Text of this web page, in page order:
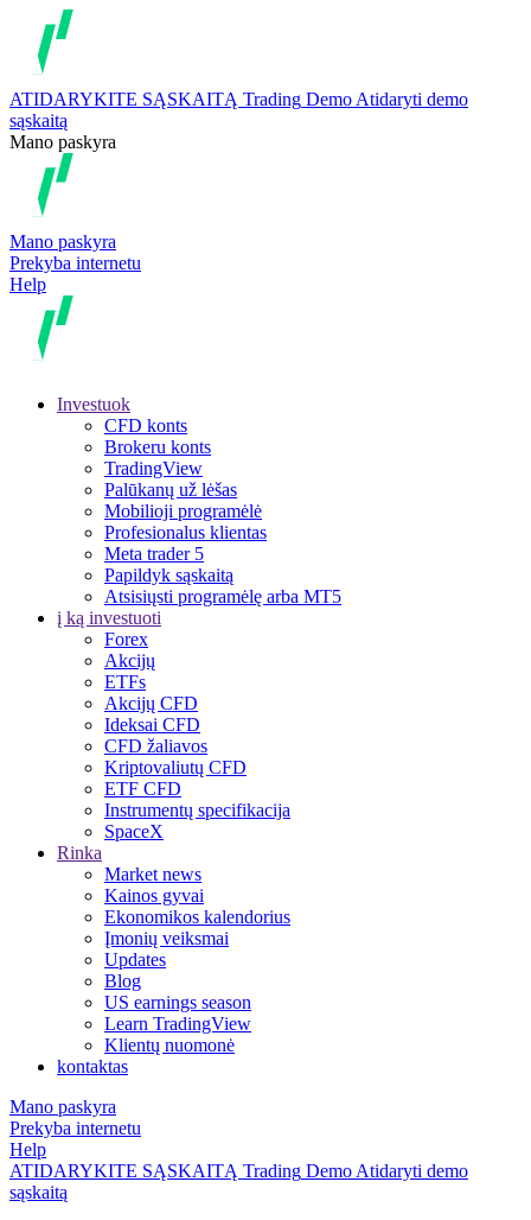
ATIDARYKITE SĄSKAITĄ Trading Demo Atidaryti demo
sąskaitą
Mano paskyra
Mano paskyra
Prekyba internetu
Help
Investuok
CFD konts
Brokeru konts
TradingView
Palūkanų už lėšas
Mobilioji programėlė
Profesionalus klientas
Meta trader 5
Papildyk sąskaitą
Atsisiųsti programėlę arba MT5
į ką investuoti
Forex
Akcijų
ETFs
Akcijų CFD
Ideksai CFD
CFD žaliavos
Kriptovaliutų CFD
ETF CFD
Instrumentų specifikacija
SpaceX
Rinka
Market news
Kainos gyvai
Ekonomikos kalendorius
Įmonių veiksmai
Updates
Blog
US earnings season
Learn TradingView
Klientų nuomonė
kontaktas
Mano paskyra
Prekyba internetu
Help
ATIDARYKITE SĄSKAITĄ Trading Demo Atidaryti demo
sąskaitą